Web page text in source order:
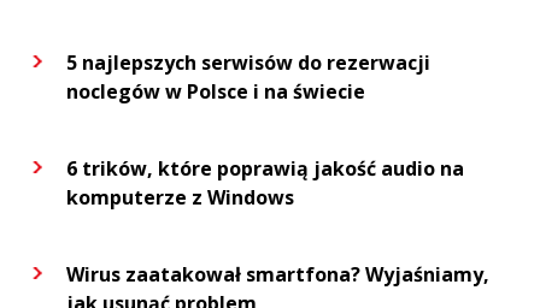
5 najlepszych serwisów do rezerwacji
noclegów w Polsce i na świecie
6 trików, które poprawią jakość audio na
komputerze z Windows
Wirus zaatakował smartfona? Wyjaśniamy,
jak usunąć problem